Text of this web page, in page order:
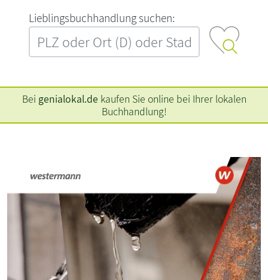
L‍i‍e‍b‍l‍i‍n‍g‍s‍b‍u‍c‍h‍h‍a‍n‍d‍l‍u‍n‍g‍ ‍s‍u‍c‍h‍e‍n‍:‍
Bei genialokal.de kaufen Sie online bei Ihrer lokalen
Buchhandlung!